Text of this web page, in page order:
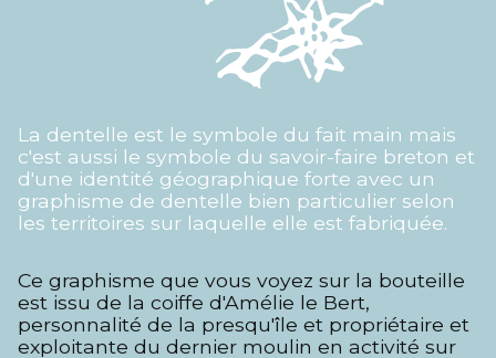
La dentelle est le symbole du fait main mais
c'est aussi le symbole du savoir-faire breton et
d'une identité géographique forte avec un
graphisme de dentelle bien particulier selon
les territoires sur laquelle elle est fabriquée.
Ce graphisme que vous voyez sur la bouteille
est issu de la coiffe d'Amélie le Bert,
personnalité de la presqu'île et propriétaire et
exploitante du dernier moulin en activité sur